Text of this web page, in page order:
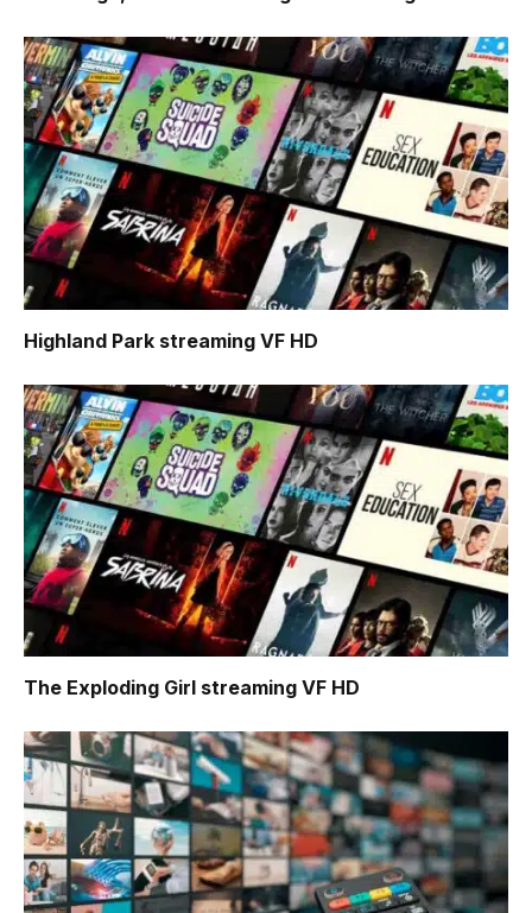
Highland Park streaming VF HD
The Exploding Girl streaming VF HD